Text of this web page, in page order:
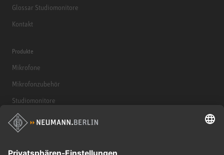
Glossar Studiomonitore
Kontakt
Produkte
Mikrofone
Mikrofonzubehör
Studiomonitore
Studiomonitore Zubehör
Kopfhörer
Historische Mikrofone